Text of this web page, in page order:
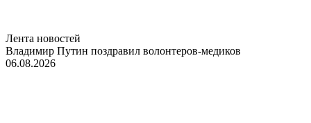
Лента новостей
Владимир Путин поздравил волонтеров-медиков
06.08.2026